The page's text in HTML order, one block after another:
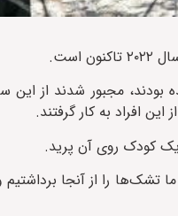
بودند، مجبور شدند از این
افراد به کار گرفتند.
کودک روی آن پرید.
را از آنجا برداشتیم و